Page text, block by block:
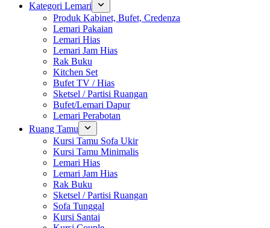
Kategori Lemari
Produk Kabinet, Bufet, Credenza
Lemari Pakaian
Lemari Hias
Lemari Jam Hias
Rak Buku
Kitchen Set
Bufet TV / Hias
Sketsel / Partisi Ruangan
Bufet/Lemari Dapur
Lemari Perabotan
Ruang Tamu
Kursi Tamu Sofa Ukir
Kursi Tamu Minimalis
Lemari Hias
Lemari Jam Hias
Rak Buku
Sketsel / Partisi Ruangan
Sofa Tunggal
Kursi Santai